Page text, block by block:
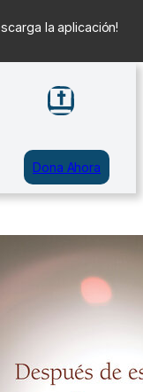
Dona Ahora
la aplicación!